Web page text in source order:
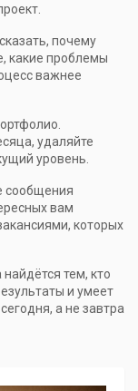
почему
какие проблемы
важнее
удаляйте
уровень.
сообщения
вам
которых
тем, кто
и умеет
а не завтра